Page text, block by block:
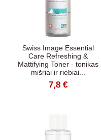
Swiss Image Essential
Care Refreshing &
Mattifying Toner - tonikas
mišriai ir riebiai...
7,8 €